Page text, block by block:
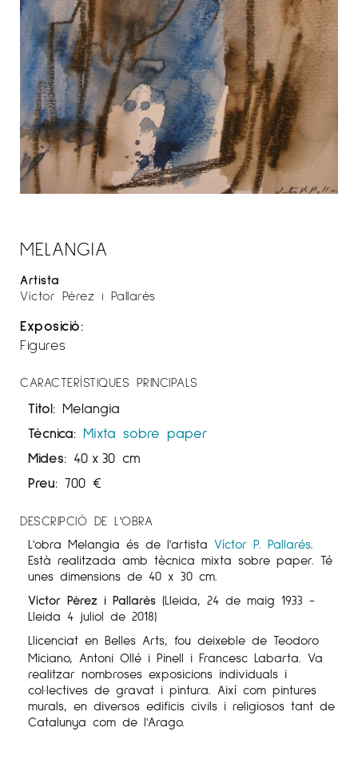
MELANGIA
Artista
Víctor Pérez i Pallarès
Exposició:
Figures
CARACTERÍSTIQUES PRINCIPALS
Títol: Melangia
Tècnica: Mixta sobre paper
Mides: 40 x 30 cm
Preu: 700 €
DESCRIPCIÓ DE L'OBRA
L'obra Melangia és de l'artista Víctor P. Pallarés.
Està realitzada amb tècnica mixta sobre paper. Té
unes dimensions de 40 x 30 cm.
Víctor Pérez i Pallarès (Lleida, 24 de maig 1933 -
Lleida 4 juliol de 2018)
Llicenciat en Belles Arts, fou deixeble de Teodoro
Miciano, Antoni Ollé i Pinell i Francesc Labarta. Va
realitzar nombroses exposicions individuals i
col·lectives de gravat i pintura. Així com pintures
murals, en diversos edificis civils i religiosos tant de
Catalunya com de l'Arago.